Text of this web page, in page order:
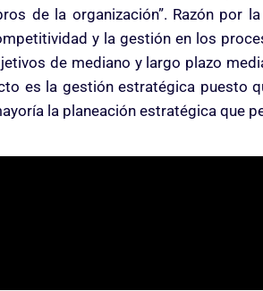
de la organización”. Razón por
y la gestión en los
de mediano y largo plazo
es la gestión estratégica puesto
la planeación estratégica que